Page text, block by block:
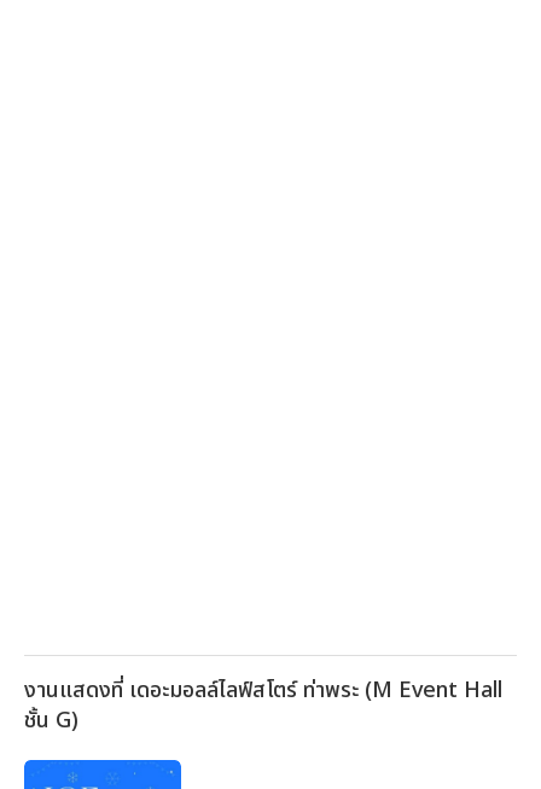
งานแสดงที่ เดอะมอลล์ไลฟ์สโตร์ ท่าพระ (M Event Hall
ชั้น G)